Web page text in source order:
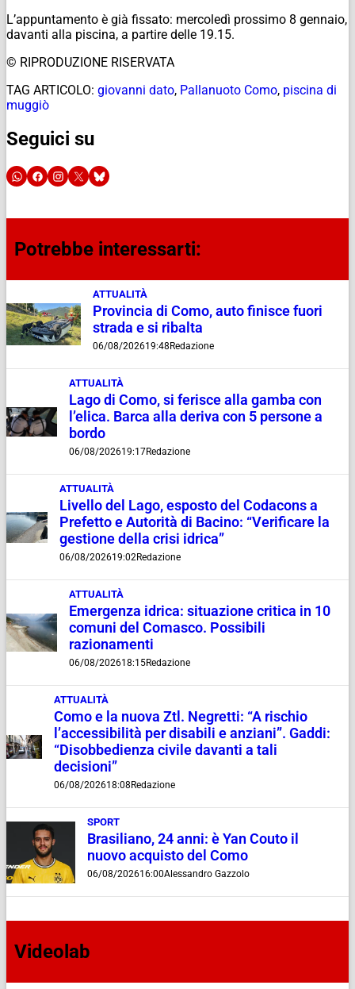
L’appuntamento è già fissato: mercoledì prossimo 8 gennaio,
davanti alla piscina, a partire delle 19.15.
© RIPRODUZIONE RISERVATA
TAG ARTICOLO: giovanni dato, Pallanuoto Como, piscina di
muggiò
Seguici su
Potrebbe interessarti:
ATTUALITÀ
Provincia di Como, auto finisce fuori
strada e si ribalta
06/08/202619:48 Redazione
ATTUALITÀ
Lago di Como, si ferisce alla gamba con
l’elica. Barca alla deriva con 5 persone a
bordo
06/08/202619:17Redazione
ATTUALITÀ
Livello del Lago, esposto del Codacons a
Prefetto e Autorità di Bacino: “Verificare la
gestione della crisi idrica”
06/08/202619:02Redazione
ATTUALITÀ
Emergenza idrica: situazione critica in 10
comuni del Comasco. Possibili
razionamenti
06/08/202618:15Redazione
ATTUALITÀ
Como e la nuova Ztl. Negretti: “A rischio
l’accessibilità per disabili e anziani”. Gaddi:
“Disobbedienza civile davanti a tali
decisioni”
06/08/202618:08 Redazione
SPORT
Brasiliano, 24 anni: è Yan Couto il
nuovo acquisto del Como
06/08/202616:00Alessandro Gazzolo
Videolab